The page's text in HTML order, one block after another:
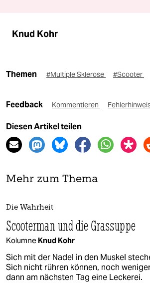
Knud Kohr
Themen #Multiple Sklerose #Scooter
Feedback Kommentieren
Diesen Artikel teilen
Mehr zum Thema
Die Wahrheit
Scooterman und die Grassuppe
Kolumne Knud Kohr
Sich mit der Nadel in den Muskel
Sich nicht rühren können, noch
dann am nächsten Tag eine Leckerei.